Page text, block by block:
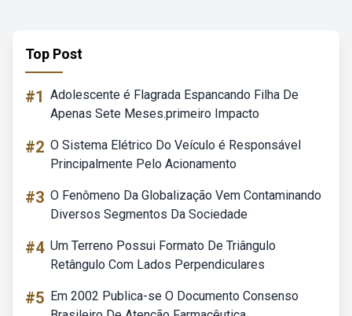
Top Post
#1 Adolescente é Flagrada Espancando Filha De
Apenas Sete Meses.primeiro Impacto
#2 O Sistema Elétrico Do Veículo é Responsável
Principalmente Pelo Acionamento
#3 O Fenômeno Da Globalização Vem Contaminando
Diversos Segmentos Da Sociedade
#4 Um Terreno Possui Formato De Triângulo
Retângulo Com Lados Perpendiculares
#5 Em 2002 Publica-se O Documento Consenso